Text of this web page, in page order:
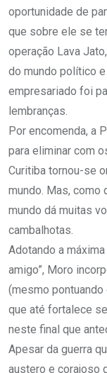
oportunidade de
que sobre ele se
operação Lava
do mundo político
empresariado foi
lembranças.
Por encomenda, a
para eliminar com
Curitiba tornou-se
mundo. Mas, como
mundo dá muitas
cambalhotas.
Adotando a
amigo”, Moro
(mesmo
que até fortalece
neste final que
Apesar da guerra
austero e corajoso